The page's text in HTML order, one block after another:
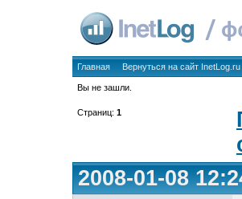
Главная Вернуться на сайт InetLog.ru
Вы не зашли.
Страниц: 1
2008-01-08